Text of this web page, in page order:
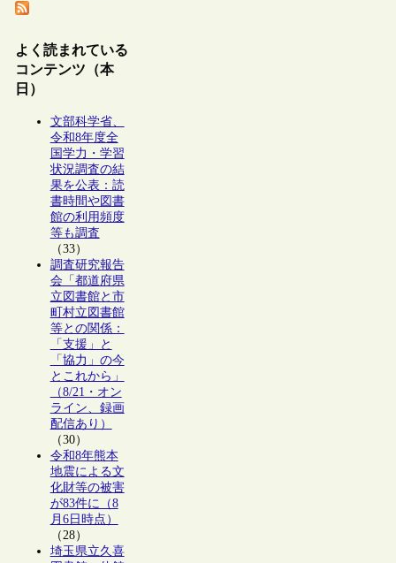
よく読まれている
コンテンツ（本
日）
文部科学省、
令和8年度全
国学力・学習
状況調査の結
果を公表：読
書時間や図書
館の利用頻度
等も調査
（33）
調査研究報告
会「都道府県
立図書館と市
町村立図書館
等との関係：
「支援」と
「協力」の今
とこれから」
（8/21・オン
ライン、録画
配信あり）
（30）
令和8年熊本
地震による文
化財等の被害
が83件に（8
月6日時点）
（28）
埼玉県立久喜